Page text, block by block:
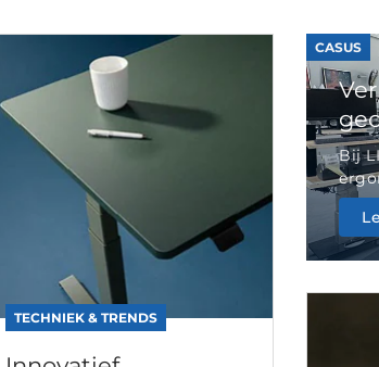
TECHNIEK & TRENDS
CASUS
Bij